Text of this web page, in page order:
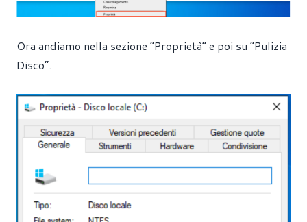
Ora andiamo nella sezione “Proprietà” e poi su “Pulizia
Disco”.